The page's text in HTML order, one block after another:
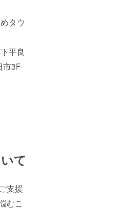
タウ
平良
市3F
て
支援
むこ